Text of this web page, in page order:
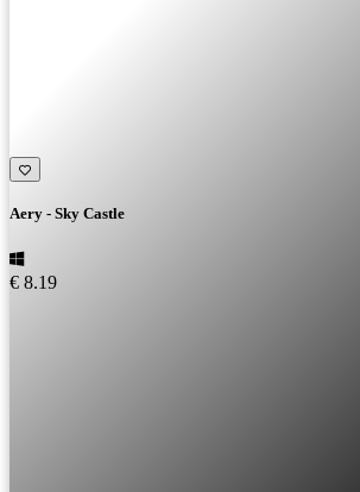
Aery - Sky Castle
€ 8.19